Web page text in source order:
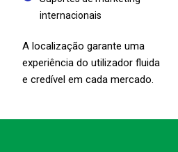
internacionais
A localização garante uma
experiência do utilizador fluida
e credível em cada mercado.